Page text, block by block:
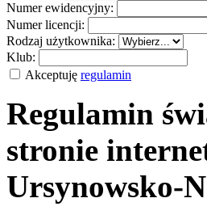
Numer ewidencyjny:
Numer licencji:
Rodzaj użytkownika:
Klub:
Akceptuję regulamin
Regulamin
stronie
Ursynowsko-